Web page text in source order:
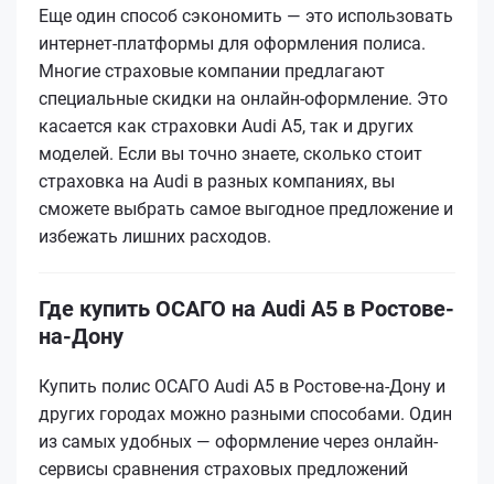
Еще один способ сэкономить — это использовать
интернет-платформы для оформления полиса.
Многие страховые компании предлагают
специальные скидки на онлайн-оформление. Это
касается как страховки Audi А5, так и других
моделей. Если вы точно знаете, сколько стоит
страховка на Audi в разных компаниях, вы
сможете выбрать самое выгодное предложение и
избежать лишних расходов.
Где купить ОСАГО на Audi A5 в Ростове-
на-Дону
Купить полис ОСАГО Audi A5 в Ростове-на-Дону и
других городах можно разными способами. Один
из самых удобных — оформление через онлайн-
сервисы сравнения страховых предложений